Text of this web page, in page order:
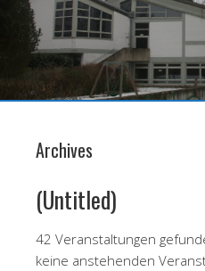
Archives
(Untitled)
42 Veranstaltungen
keine anstehenden